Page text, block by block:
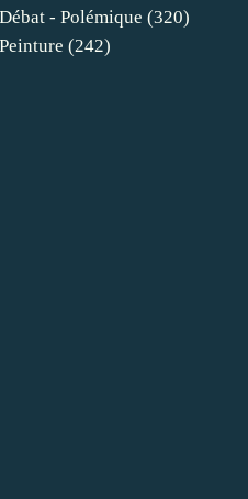
Débat - Polémique (320)
Peinture (242)